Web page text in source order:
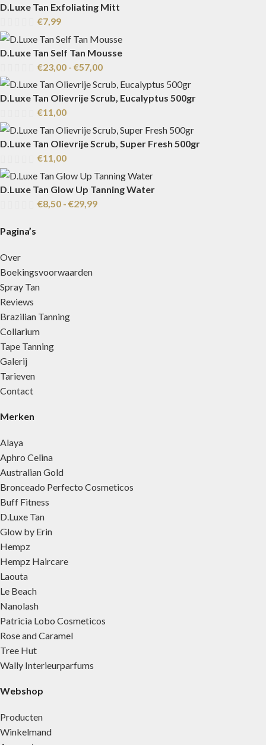
D.Luxe Tan Exfoliating Mitt
€7,99
D.Luxe Tan Self Tan Mousse
€23,00 - €57,00
D.Luxe Tan Olievrije Scrub, Eucalyptus 500gr
€11,00
D.Luxe Tan Olievrije Scrub, Super Fresh 500gr
€11,00
D.Luxe Tan Glow Up Tanning Water
€8,50 - €29,99
Pagina’s
Over
Boekingsvoorwaarden
Spray Tan
Reviews
Brazilian Tanning
Collarium
Tape Tanning
Galerij
Tarieven
Contact
Merken
Alaya
Aphro Celina
Australian Gold
Bronceado Perfecto Cosmeticos
Buff Fitness
D.Luxe Tan
Glow by Erin
Hempz
Hempz Haircare
Laouta
Le Beach
Nanolash
Patricia Lobo Cosmeticos
Rose and Caramel
Tree Hut
Wally Interieurparfums
Webshop
Producten
Winkelmand